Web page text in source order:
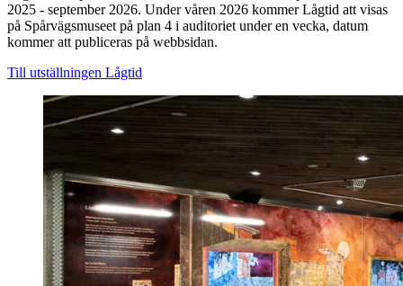
2025 - september 2026. Under våren 2026 kommer Lågtid att visas
på Spårvägsmuseet på plan 4 i auditoriet under en vecka, datum
kommer att publiceras på webbsidan.
Till utställningen Lågtid